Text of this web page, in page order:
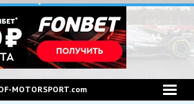
MOTORSPORT.com